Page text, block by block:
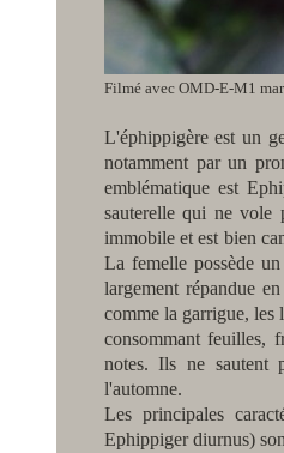
Filmé avec OMD-E-M1
L'éphippigère est un
notamment par un
emblématique est
sauterelle qui ne vole
immobile et est bien
La femelle possède
largement répandue
comme la garrigue, les
consommant feuilles,
notes. Ils ne sautent
l'automne.
Les principales
Ephippiger diurnus)